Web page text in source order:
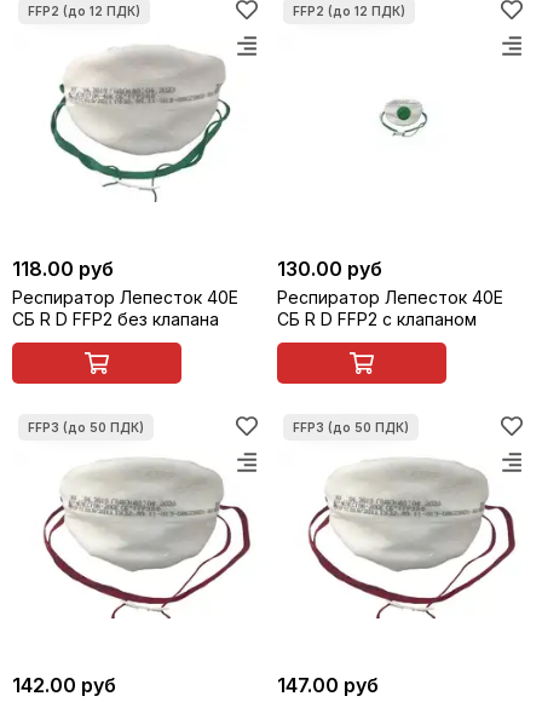
118.00 руб
Респиратор Лепесток 40Е
СБ R D FFP2 без клапана
130.00 руб
Респиратор Лепесток 40Е
СБ R D FFP2 с клапаном
142.00 руб 147.00 руб